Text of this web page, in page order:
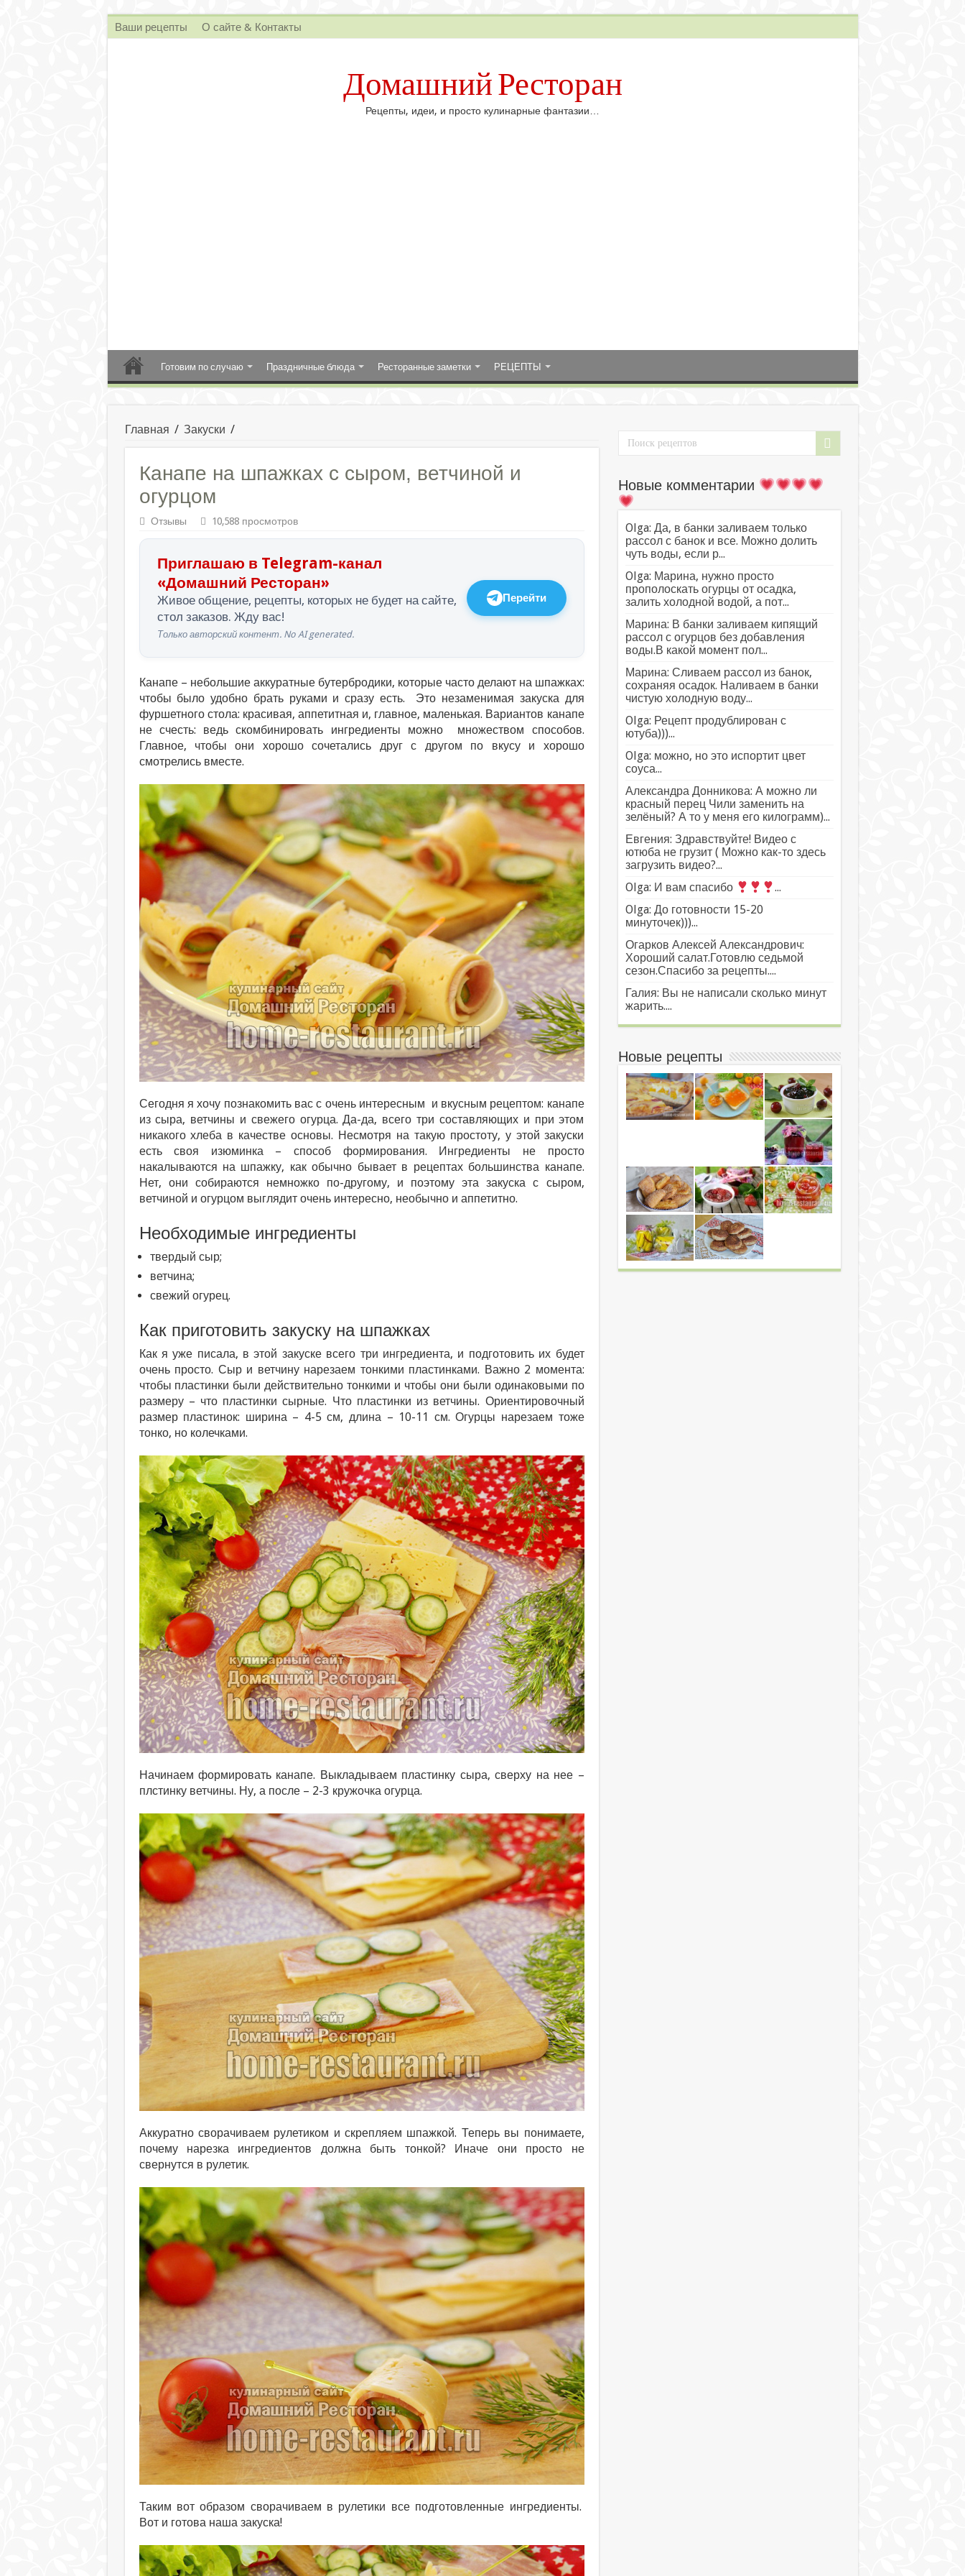
Ваши рецепты О сайте & Контакты
Домашний Ресторан
Рецепты, идеи, и просто кулинарные фантазии…
Готовим по случаю Праздничные блюда Ресторанные заметки РЕЦЕПТЫ
Главная / Закуски /
Канапе на шпажках с сыром, ветчиной и
огурцом
Отзывы 10,588 просмотров
Приглашаю в Telegram-канал
«Домашний Ресторан»
Живое общение, рецепты, которых не будет на сайте,
стол заказов. Жду вас!
Только авторский контент. No AI generated.
Перейти
Канапе – небольшие аккуратные бутербродики, которые часто делают на шпажках:
чтобы было удобно брать руками и сразу есть. Это незаменимая закуска для
фуршетного стола: красивая, аппетитная и, главное, маленькая. Вариантов канапе
не счесть: ведь скомбинировать ингредиенты можно множеством способов.
Главное, чтобы они хорошо сочетались друг с другом по вкусу и хорошо
смотрелись вместе.
Сегодня я хочу познакомить вас с очень интересным и вкусным рецептом: канапе
из сыра, ветчины и свежего огурца. Да-да, всего три составляющих и при этом
никакого хлеба в качестве основы. Несмотря на такую простоту, у этой закуски
есть своя изюминка – способ формирования. Ингредиенты не просто
накалываются на шпажку, как обычно бывает в рецептах большинства канапе.
Нет, они собираются немножко по-другому, и поэтому эта закуска с сыром,
ветчиной и огурцом выглядит очень интересно, необычно и аппетитно.
Необходимые ингредиенты
твердый сыр;
ветчина;
свежий огурец.
Как приготовить закуску на шпажках
Как я уже писала, в этой закуске всего три ингредиента, и подготовить их будет
очень просто. Сыр и ветчину нарезаем тонкими пластинками. Важно 2 момента:
чтобы пластинки были действительно тонкими и чтобы они были одинаковыми по
размеру – что пластинки сырные. Что пластинки из ветчины. Ориентировочный
размер пластинок: ширина – 4-5 см, длина – 10-11 см. Огурцы нарезаем тоже
тонко, но колечками.
Начинаем формировать канапе. Выкладываем пластинку сыра, сверху на нее –
плстинку ветчины. Ну, а после – 2-3 кружочка огурца.
Аккуратно сворачиваем рулетиком и скрепляем шпажкой. Теперь вы понимаете,
почему нарезка ингредиентов должна быть тонкой? Иначе они просто не
свернутся в рулетик.
Таким вот образом сворачиваем в рулетики все подготовленные ингредиенты.
Вот и готова наша закуска!
Новые комментарии
Olga: Да, в банки заливаем только
рассол с банок и все. Можно долить
чуть воды, если р...
Olga: Марина, нужно просто
прополоскать огурцы от осадка,
залить холодной водой, а пот...
Марина: В банки заливаем кипящий
рассол с огурцов без добавления
воды.В какой момент пол...
Марина: Сливаем рассол из банок,
сохраняя осадок. Наливаем в банки
чистую холодную воду...
Olga: Рецепт продублирован с
ютуба)))...
Olga: можно, но это испортит цвет
соуса...
Александра Донникова: А можно ли
красный перец Чили заменить на
зелёный? А то у меня его килограмм)...
Евгения: Здравствуйте! Видео с
ютюба не грузит ( Можно как-то здесь
загрузить видео?...
Olga: И вам спасибо
...
Olga: До готовности 15-20
минуточек)))...
Огарков Алексей Александрович:
Хороший салат.Готовлю седьмой
сезон.Спасибо за рецепты....
Галия: Вы не написали сколько минут
жарить....
Новые рецепты